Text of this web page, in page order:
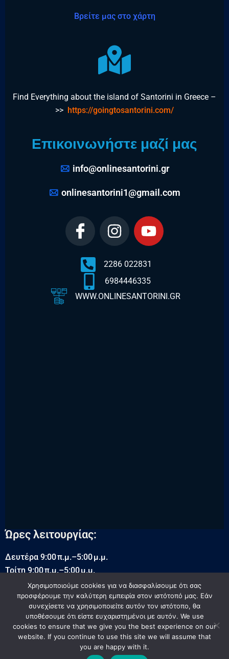
Βρείτε μας στο χάρτη
Find Everything about the island of Santorini in Greece –
>> https://goingtosantorini.com/
Επικοινωνήστε μαζί μας
info@onlinesantorini.gr
onlinesantorini1@gmail.com
2286 022831
6984446335
WWW.ONLINESANTORINI.GR
Ώρες λειτουργίας:
Δευτέρα 9:00 π.μ.–5:00 μ.μ.
Τρίτη 9:00 π.μ.–5:00 μ.μ.
Τετάρτη 9:00 π.μ.–5:00 μ.μ.
Πέμπτη 9:00 π.μ.–5:00 μ.μ.
Παρασκευή 9:00 π.μ.–5:00 μ.μ.
Σάββατο 9:00 π.μ.–5:00 μ.μ.
Κυριακή Κλειστά
Χρησιμοποιούμε cookies για να διασφαλίσουμε ότι σας
προσφέρουμε την καλύτερη εμπειρία στον ιστότοπό μας. Εάν
συνεχίσετε να χρησιμοποιείτε αυτόν τον ιστότοπο, θα
υποθέσουμε ότι είστε ευχαριστημένοι με αυτόν. We use
cookies to ensure that we give you the best experience on our
website. If you continue to use this site we will assume that
you are happy with it.